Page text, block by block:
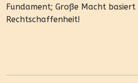
Fundament; Große Macht
Rechtschaffenheit!